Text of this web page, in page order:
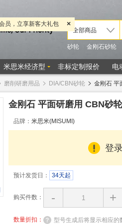
磨削研磨用品 DIA/CBN砂轮 金刚石
金刚石 平面研磨用 CBN砂
品牌： 米思米(MISUMI)
登
预计发货日： 34天起
购买件数： - +
数量折扣： 型号生成后将显示相应的